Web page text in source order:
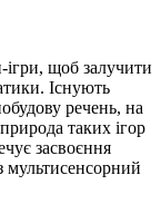
ігри, щоб залучити
Існують
речень, на
таких ігор
засвоєння
мультисенсорний